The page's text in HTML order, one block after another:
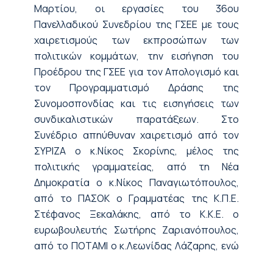
Μαρτίου, οι εργασίες του 36ου
Πανελλαδικού Συνεδρίου της ΓΣΕΕ με τους
χαιρετισμούς των εκπροσώπων των
πολιτικών κομμάτων, την εισήγηση του
Προέδρου της ΓΣΕΕ για τον Απολογισμό και
τον Προγραμματισμό Δράσης της
Συνομοσπονδίας και τις εισηγήσεις των
συνδικαλιστικών παρατάξεων. Στο
Συνέδριο απηύθυναν χαιρετισμό από τον
ΣΥΡΙΖΑ ο κ.Νίκος Σκορίνης, μέλος της
πολιτικής γραμματείας, από τη Νέα
Δημοκρατία ο κ.Νίκος Παναγιωτόπουλος,
από το ΠΑΣΟΚ ο Γραμματέας της Κ.Π.Ε.
Στέφανος Ξεκαλάκης, από το Κ.Κ.Ε. ο
ευρωβουλευτής Σωτήρης Ζαριανόπουλος,
από το ΠΟΤΑΜΙ ο κ.Λεωνίδας Λάζαρης, ενώ